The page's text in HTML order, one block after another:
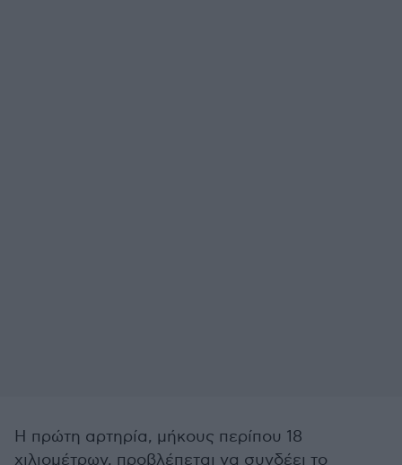
Η πρώτη αρτηρία, μήκους περίπου 18
χιλιομέτρων, προβλέπεται να συνδέει το